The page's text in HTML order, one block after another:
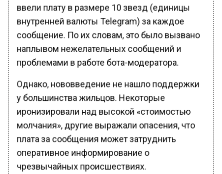
ввели плату в размере 10 звезд (единицы
внутренней валюты Telegram) за каждое
сообщение. По их словам, это было вызвано
наплывом нежелательных сообщений и
проблемами в работе бота-модератора.
Однако, нововведение не нашло поддержки
у большинства жильцов. Некоторые
иронизировали над высокой «стоимостью
молчания», другие выражали опасения, что
плата за сообщения может затруднить
оперативное информирование о
чрезвычайных происшествиях.